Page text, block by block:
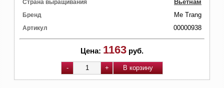
Страна выращивания Вьетнам
Бренд Me Trang
Артикул 00000938
Цена: 1163 руб.